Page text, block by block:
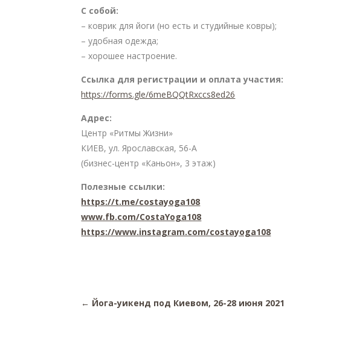
С собой:
– коврик для йоги (но есть и студийные ковры);
– удобная одежда;
– хорошее настроение.
Ссылка для регистрации и оплата участия:
https://forms.gle/6meBQQtRxccs8ed26
Адрес:
Центр «Ритмы Жизни»
КИЕВ, ул. Ярославская, 56-А
(бизнес-центр «Каньон», 3 этаж)
Полезные ссылки:
https://t.me/costayoga108
www.fb.com/CostaYoga108
https://www.instagram.com/costayoga108
← Йога-уикенд под Киевом, 26-28 июня 2021